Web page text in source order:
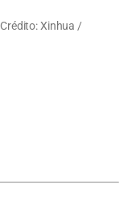
Xinhua /